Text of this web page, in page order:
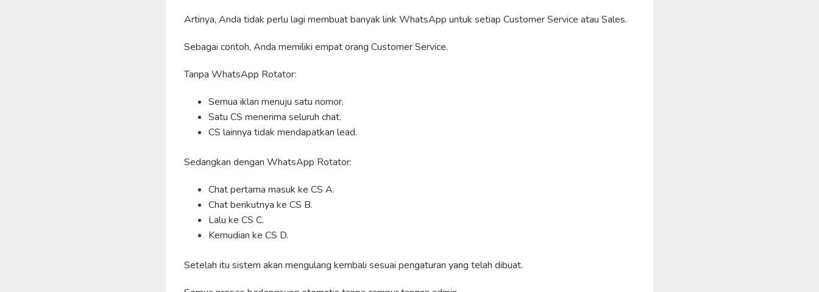
Artinya, Anda tidak perlu lagi membuat banyak link WhatsApp untuk setiap Customer Service atau Sales.
Sebagai contoh, Anda memiliki empat orang Customer Service.
Tanpa WhatsApp Rotator:
Semua iklan menuju satu nomor.
Satu CS menerima seluruh chat.
CS lainnya tidak mendapatkan lead.
Sedangkan dengan WhatsApp Rotator:
Chat pertama masuk ke CS A.
Chat berikutnya ke CS B.
Lalu ke CS C.
Kemudian ke CS D.
Setelah itu sistem akan mengulang kembali sesuai pengaturan yang telah dibuat.